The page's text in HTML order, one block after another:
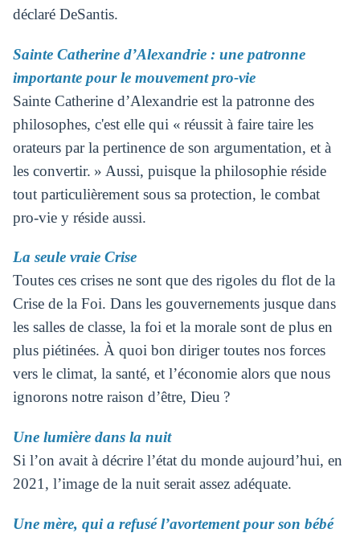
déclaré DeSantis.
Sainte Catherine d’Alexandrie : une patronne
importante pour le mouvement pro-vie
Sainte Catherine d’Alexandrie est la patronne des
philosophes, c'est elle qui « réussit à faire taire les
orateurs par la pertinence de son argumentation, et à
les convertir. » Aussi, puisque la philosophie réside
tout particulièrement sous sa protection, le combat
pro-vie y réside aussi.
La seule vraie Crise
Toutes ces crises ne sont que des rigoles du flot de la
Crise de la Foi. Dans les gouvernements jusque dans
les salles de classe, la foi et la morale sont de plus en
plus piétinées. À quoi bon diriger toutes nos forces
vers le climat, la santé, et l’économie alors que nous
ignorons notre raison d’être, Dieu ?
Une lumière dans la nuit
Si l’on avait à décrire l’état du monde aujourd’hui, en
2021, l’image de la nuit serait assez adéquate.
Une mère, qui a refusé l’avortement pour son bébé